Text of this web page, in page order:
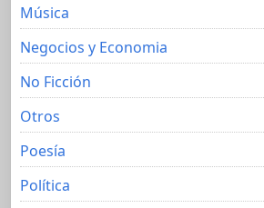
Música
Negocios y Economia
No Ficción
Otros
Poesía
Política